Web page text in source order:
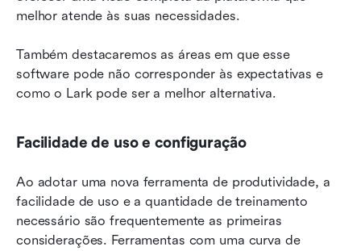
melhor atende às suas necessidades.
Também destacaremos as áreas em que esse
software pode não corresponder às expectativas e
como o Lark pode ser a melhor alternativa.
Facilidade de uso e configuração
Ao adotar uma nova ferramenta de produtividade, a
facilidade de uso e a quantidade de treinamento
necessário são frequentemente as primeiras
considerações. Ferramentas com uma curva de